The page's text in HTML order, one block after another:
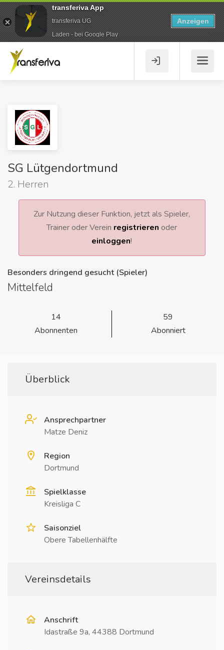
SG Lütgendortmund
2. Herren
Zur Nutzung dieser Funktion, jetzt als Spieler,
Trainer oder Verein registrieren oder
einloggen!
Besonders dringend gesucht (Spieler)
Mittelfeld
14
Abonnenten
59
Abonniert
Überblick
Ansprechpartner
Matze Deniz
Region
Dortmund
Spielklasse
Kreisliga C
Saisonziel
Obere Tabellenhälfte
Vereinsdetails
Anschrift
Idastraße 9a, 44388 Dortmund
transferiva App
transferiva UG
Laden - bei Google Play
Anzeigen